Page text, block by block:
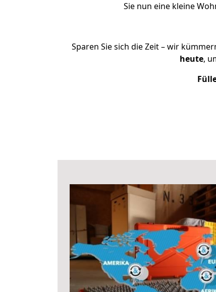
Sie nun eine kleine
Sparen Sie sich die Zeit – wir
heute,